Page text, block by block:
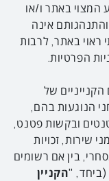
באתר ו/או
אינה
ראוי באתר, לרבות
הפרטיות.
של
הנוגעות בהם,
ובקשות פטנט,
שירות, זכויות
בין אם רשומים
(ביחד, "הקניין